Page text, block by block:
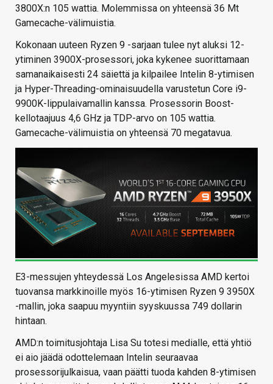
3800X:n 105 wattia. Molemmissa on yhteensä 36 Mt
Gamecache-välimuistia.
Kokonaan uuteen Ryzen 9 -sarjaan tulee nyt aluksi 12-
ytiminen 3900X-prosessori, joka kykenee suorittamaan
samanaikaisesti 24 säiettä ja kilpailee Intelin 8-ytimisen
ja Hyper-Threading-ominaisuudella varustetun Core i9-
9900K-lippulaivamallin kanssa. Prosessorin Boost-
kellotaajuus 4,6 GHz ja TDP-arvo on 105 wattia.
Gamecache-välimuistia on yhteensä 70 megatavua.
E3-messujen yhteydessä Los Angelesissa AMD kertoi
tuovansa markkinoille myös 16-ytimisen Ryzen 9 3950X
-mallin, joka saapuu myyntiin syyskuussa 749 dollarin
hintaan.
AMD:n toimitusjohtaja Lisa Su totesi medialle, että yhtiö
ei aio jäädä odottelemaan Intelin seuraavaa
prosessorijulkaisua, vaan päätti tuoda kahden 8-ytimisen